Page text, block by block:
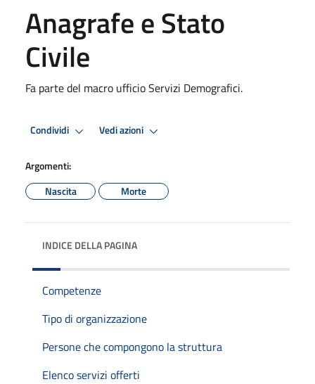
Anagrafe e Stato
Civile
Fa parte del macro ufficio Servizi Demografici.
Condividi Vedi azioni
Argomenti:
Nascita
Morte
INDICE DELLA PAGINA
Competenze
Tipo di organizzazione
Persone che compongono la struttura
Elenco servizi offerti